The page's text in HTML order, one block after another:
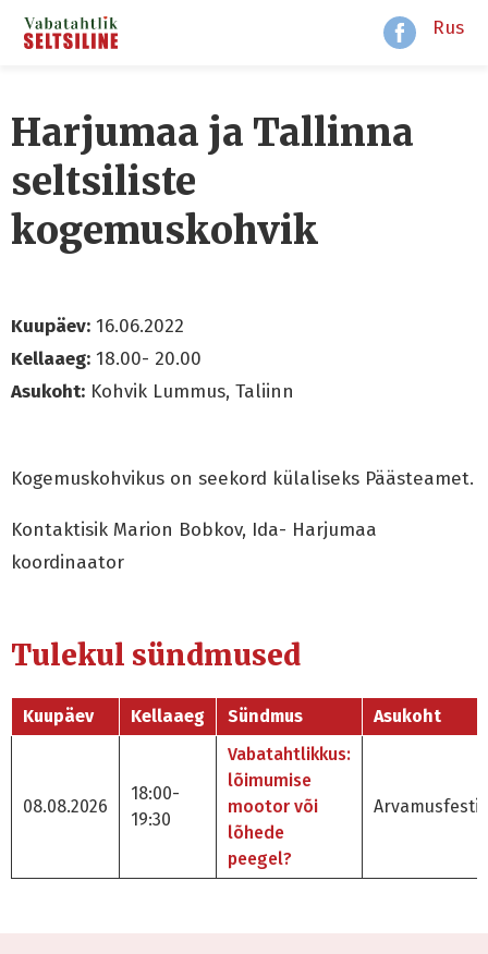
Rus
Harjumaa ja Tallinna
seltsiliste
kogemuskohvik
Kuupäev: 16.06.2022
Kellaaeg: 18.00- 20.00
Asukoht: Kohvik Lummus, Taliinn
Kogemuskohvikus on seekord külaliseks Päästeamet.
Kontaktisik Marion Bobkov, Ida- Harjumaa
koordinaator
Tulekul sündmused
Kuupäev Kellaaeg Sündmus Asukoht
08.08.2026
18:00-
19:30
Vabatahtlikkus:
lõimumise
mootor või
lõhede
peegel?